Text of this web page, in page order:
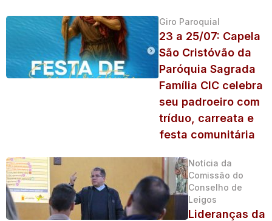
Giro Paroquial
23 a 25/07: Capela
São Cristóvão da
Paróquia Sagrada
Família CIC celebra
seu padroeiro com
tríduo, carreata e
festa comunitária
Notícia da
Comissão do
Conselho de
Leigos
Lideranças da